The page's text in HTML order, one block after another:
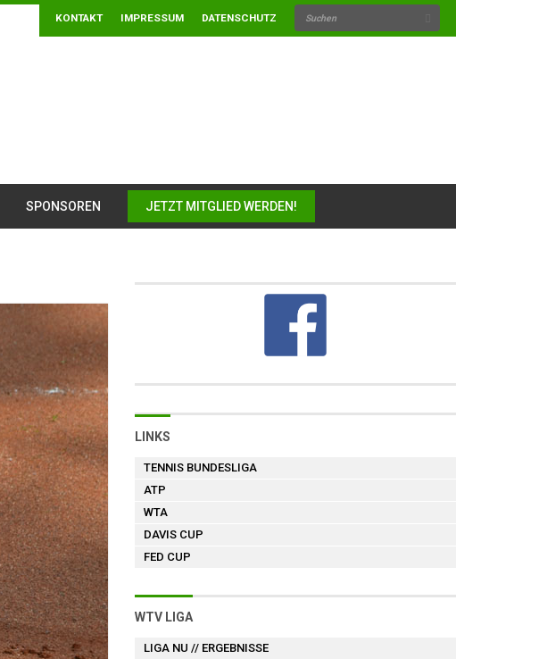
KONTAKT IMPRESSUM DATENSCHUTZ
SPONSOREN JETZT MITGLIED WERDEN!
LINKS
TENNIS BUNDESLIGA
ATP
WTA
DAVIS CUP
FED CUP
WTV LIGA
LIGA NU // ERGEBNISSE